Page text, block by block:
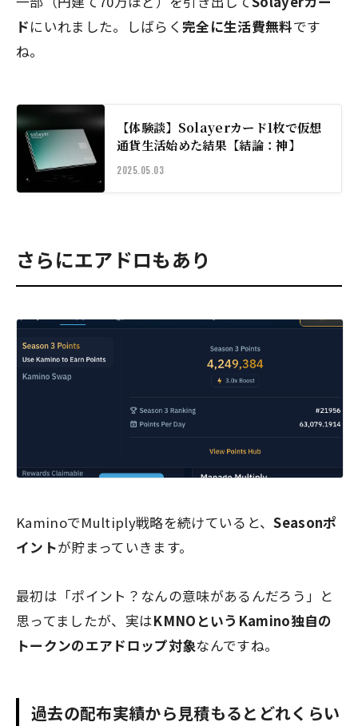
ドにいれました。しばらく完全に生活費無料です
ね。
【体験談】Solayerカード1枚で仮想
通貨生活始めた結果【結論：神】
2025.05.03
さらにエアドロもあり
KaminoでMultiply戦略を続けていると、Seasonポ
イントが貯まっていきます。
最初は「ポイント？なんの意味があるんだろう」と
思ってましたが、実はKMNOというKamino独自の
トークンのエアドロップ対象なんですね。
過去の配布実績から見積もるとどれくらい